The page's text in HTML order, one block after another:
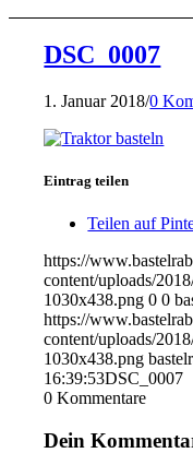
DSC_0007
1. Januar 2018/0
Eintrag teilen
Teilen auf
https://
content/uploads/
1030x438.png 0 0
https://
content/uploads/
1030x438.png
16:39:53DSC_0007
0 Kommentare
Dein